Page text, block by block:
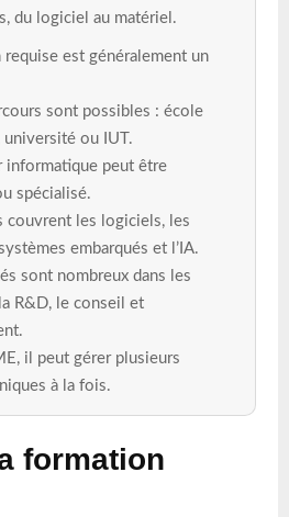
du logiciel au matériel.
requise est généralement un
sont possibles : école
université ou IUT.
informatique peut être
spécialisé.
couvrent les logiciels, les
embarqués et l’IA.
sont nombreux dans les
R&D, le conseil et
il peut gérer plusieurs
à la fois.
formation